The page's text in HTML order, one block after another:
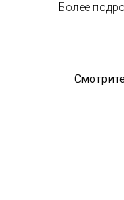
Более